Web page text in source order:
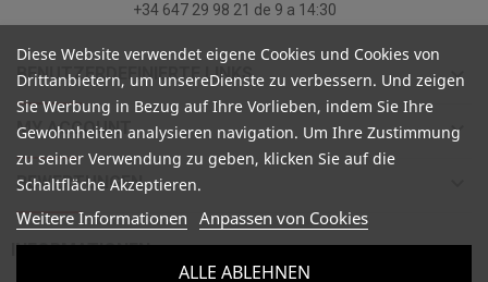
+34 647 29 98 21 de 9 a 14:30
BENUTZERDEFINIERTE LINKS keyboard_arrow_down
MY ACCOUNT keyboard_arrow_down
BEWERTUNGEN
INFORMATIONEN 
Diese Website verwendet eigene Cookies und Cookies von
Drittanbietern, um unsereDienste zu verbessern. Und zeigen
Sie Werbung in Bezug auf Ihre Vorlieben, indem Sie Ihre
Gewohnheiten analysieren navigation. Um Ihre Zustimmung
zu seiner Verwendung zu geben, klicken Sie auf die
Schaltfläche Akzeptieren.
Weitere Informationen Anpassen von Cookies
ALLE ABLEHNEN